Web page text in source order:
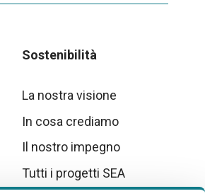
Sostenibilità
La nostra visione
In cosa crediamo
Il nostro impegno
Tutti i progetti SEA